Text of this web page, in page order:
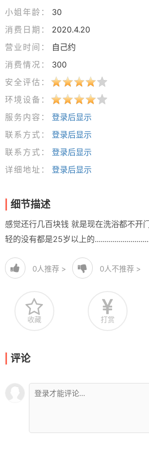
小姐年龄：
30
消费日期：
2020.4.20
营业时间：
自己约
消费情况：
300
安全评估：
环境设备：
服务内容：
登录后显示
联系方式：
登录后显示
联系方式：
登录后显示
详细地址：
登录后显示
细节描述
感觉还行几百块钱 就是现在洗浴都不开
轻的没有都是25岁以上的
0人推荐 > 0人不推荐 >
收藏 打赏
评论